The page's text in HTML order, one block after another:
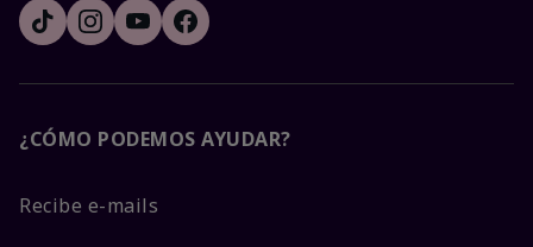
¿CÓMO PODEMOS AYUDAR?
Recibe e-mails